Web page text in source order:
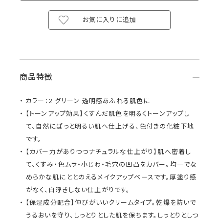
お気に入りに追加
商品特徴
カラー：2 グリーン 透明感あふれる肌色に
【トーンアップ効果】くすんだ肌色を明るくトーンアップし
て、自然にぱっと明るい肌へ仕上げる、色付きの化粧下地
です。
【カバー力がありつつナチュラルな仕上がり】肌へ密着し
て、くすみ・色ムラ・小じわ・毛穴の凹凸をカバー。均一でな
めらかな肌にととのえるメイクアップベースです。厚塗り感
がなく、白浮きしない仕上がりです。
【保湿成分配合】伸びがいいクリームタイプ。乾燥を防いで
うるおいを守り、しっとりとした肌を保ちます。しっとりとしつ